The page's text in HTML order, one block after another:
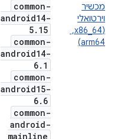
מכשיר
וירטואלי
(x86_64, ‏
arm64)
common-
android14-
5. 15
common-
android14-
6. 1
common-
android15-
6. 6
common-
android-
mainline